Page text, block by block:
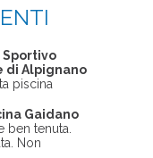
Sportivo
di Alpignano
piscina
Gaidano
ben tenuta.
Non